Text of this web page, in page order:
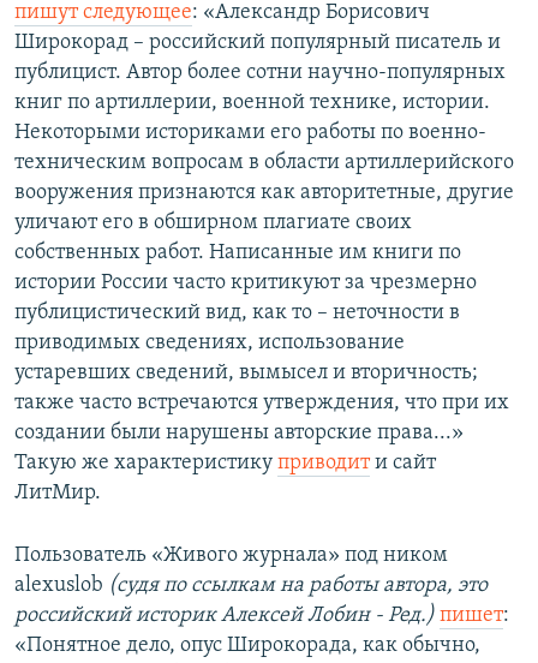
пишут следующее: «Александр Борисович
Широкорад – российский популярный писатель и
публицист. Автор более сотни научно-популярных
книг по артиллерии, военной технике, истории.
Некоторыми историками его работы по военно-
техническим вопросам в области артиллерийского
вооружения признаются как авторитетные, другие
уличают его в обширном плагиате своих
собственных работ. Написанные им книги по
истории России часто критикуют за чрезмерно
публицистический вид, как то – неточности в
приводимых сведениях, использование
устаревших сведений, вымысел и вторичность;
также часто встречаются утверждения, что при их
создании были нарушены авторские права...»
Такую же характеристику приводити сайт
ЛитМир.
Пользователь «Живого журнала» под ником
alexuslob (судя по ссылкам на работы автора, это
российский историк Алексей Лобин - Ред.) пишет:
«Понятное дело, опус Широкорада, как обычно,